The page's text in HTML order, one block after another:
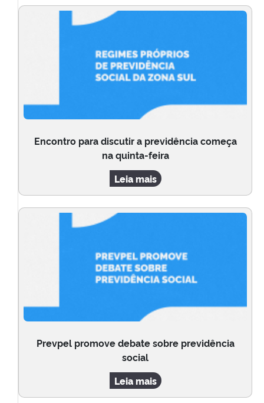
Encontro para discutir a previdência começa
na quinta-feira
Leia mais
Prevpel promove debate sobre previdência
social
Leia mais